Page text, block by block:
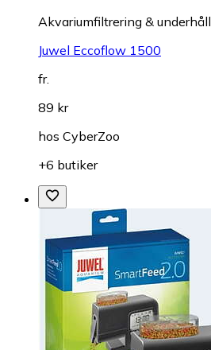
Akvariumfiltrering & underhåll
Juwel Eccoflow 1500
fr.
89 kr
hos CyberZoo
+6 butiker